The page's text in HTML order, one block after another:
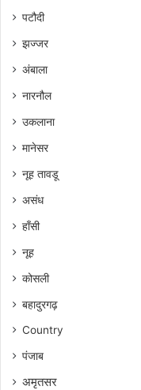
पटौदी
झज्जर
अंबाला
नारनौल
उकलाना
मानेसर
नूह तावडू
असंध
हाँसी
नूह
कोसली
बहादुरगढ़
Country
पंजाब
अमृतसर